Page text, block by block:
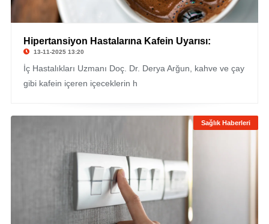
Hipertansiyon Hastalarına Kafein Uyarısı:
13-11-2025 13:20
İç Hastalıkları Uzmanı Doç. Dr. Derya Arğun, kahve ve çay
gibi kafein içeren içeceklerin h
Sağlık Haberleri